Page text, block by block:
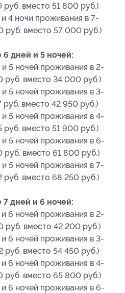
вместо 51 800 руб.)
4 ночи проживания в 7-
руб. вместо 57 000 руб.)
дней и 5 ночей:
5 ночей проживания в 2-
руб. вместо 34 000 руб.)
5 ночей проживания в 3-
вместо 42 950 руб.)
5 ночей проживания в 4-
вместо 51 900 руб.)
5 ночей проживания в 6-
вместо 61 800 руб.)
5 ночей проживания в 7-
вместо 68 250 руб.)
дней и 6 ночей:
6 ночей проживания в 2-
вместо 42 200 руб.)
6 ночей проживания в 3-
вместо 54 450 руб.)
6 ночей проживания в 4-
руб. вместо 65 800 руб.)
6 ночей проживания в 6-